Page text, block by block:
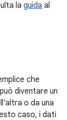
la guida al
che
diventare un
o da una
caso, i dati